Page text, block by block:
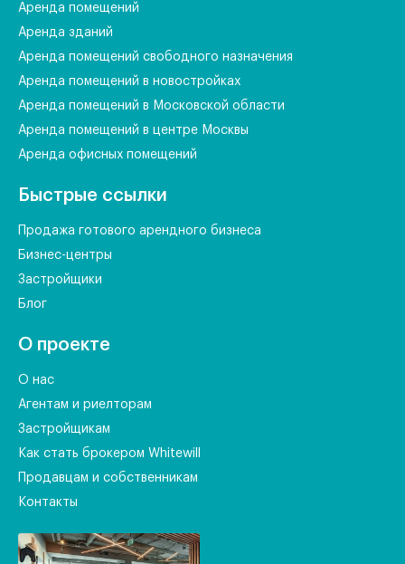
Аренда помещений
Аренда зданий
Аренда помещений свободного назначения
Аренда помещений в новостройках
Аренда помещений в Московской области
Аренда помещений в центре Москвы
Аренда офисных помещений
Быстрые ссылки
Продажа готового арендного бизнеса
Бизнес-центры
Застройщики
Блог
О проекте
О нас
Агентам и риелторам
Застройщикам
Как стать брокером Whitewill
Продавцам и собственникам
Контакты